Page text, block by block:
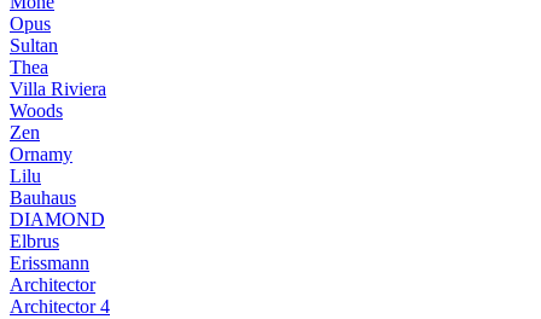
Opus
Sultan
Thea
Villa Riviera
Woods
Zen
Ornamy
Lilu
Bauhaus
DIAMOND
Elbrus
Erissmann
Architector
Architector 4